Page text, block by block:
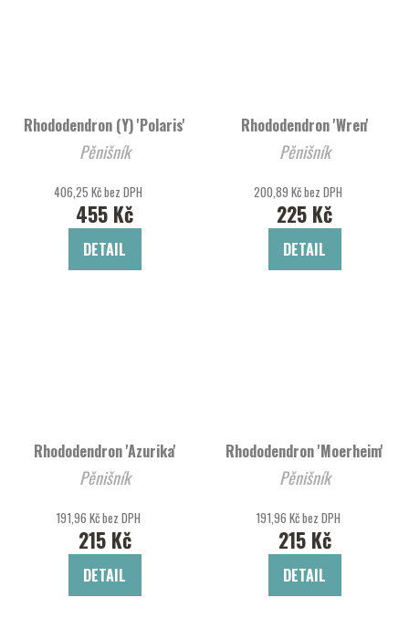
Rhododendron (Y) 'Polaris'
Pěnišník
406,25 Kč bez DPH
455 Kč
DETAIL
Rhododendron 'Wren'
Pěnišník
200,89 Kč bez DPH
225 Kč
DETAIL
Rhododendron 'Azurika'
Pěnišník
191,96 Kč bez DPH
215 Kč
DETAIL
Rhododendron 'Moerheim'
Pěnišník
191,96 Kč bez DPH
215 Kč
DETAIL